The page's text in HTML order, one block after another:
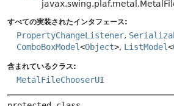
すべての実装されたインタフェース:
PropertyChangeListener,
ComboBoxModel<Object>, ListModel<
含まれているクラス:
MetalFileChooserUI